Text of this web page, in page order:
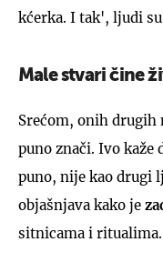
kćerka. I tak', ljudi
Male stvari čine
Srećom, onih drugih
puno znači. Ivo kaže
puno, nije kao drugi
objašnjava kako je
sitnicama i ritualima.